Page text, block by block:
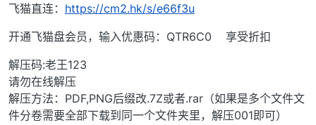
飞猫直连： https://cm2.hk/s/e66f3u
开通飞猫盘会员，输入优惠码：QTR6C0 享受折扣
解压码:老王123
请勿在线解压
解压方法：PDF,PNG后缀改.7Z或者.rar（如果是多个文件文
件分卷需要全部下载到同一个文件夹里，解压001即可）